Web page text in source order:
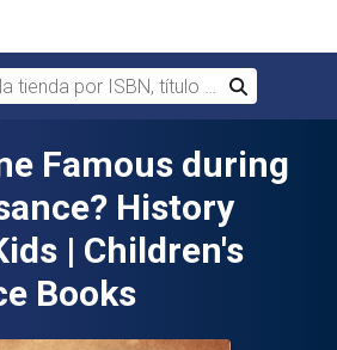
tienda por ISBN, título o autor
Buscar
Famous during
History
| Children's
Books